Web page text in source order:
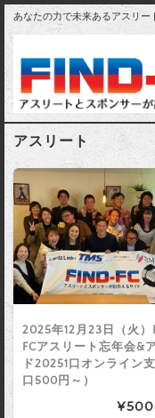
あなたの力で未来あるアスリー
アスリート
2025年12月23日（火
FCアスリート忘年会&
ド20251口オンライン
口500円～）
¥500